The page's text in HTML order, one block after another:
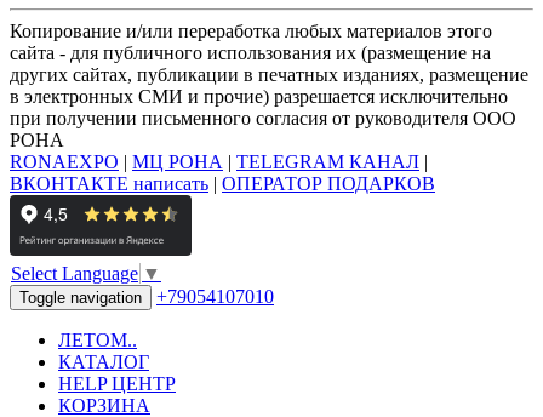
Копирование и/или переработка любых материалов этого
сайта - для публичного использования их (размещение на
других сайтах, публикации в печатных изданиях, размещение
в электронных СМИ и прочие) разрешается исключительно
при получении письменного согласия от руководителя ООО
РОНА
RONAEXPO | МЦ РОНА | TELEGRAM КАНАЛ |
ВКОНТАКТЕ написать | ОПЕРАТОР ПОДАРКОВ
Select Language ▼
Toggle navigation +79054107010
ЛЕТОМ..
КАТАЛОГ
HELP ЦЕНТР
КОРЗИНА